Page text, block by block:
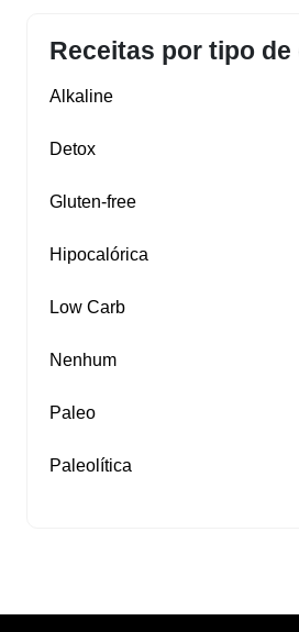
Receitas por tipo de
Alkaline
Detox
Gluten‑free
Hipocalórica
Low Carb
Nenhum
Paleo
Paleolítica